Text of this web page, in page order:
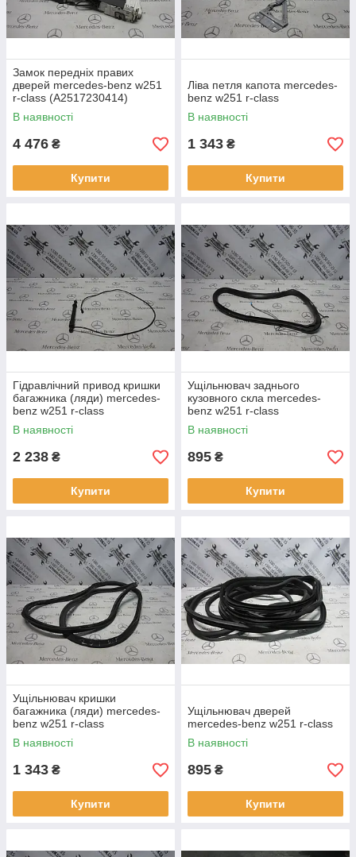
Замок передніх правих
дверей mercedes-benz w251
r-class (A2517230414)
В наявності
4 476 ₴
Купити
Ліва петля капота mercedes-
benz w251 r-class
В наявності
1 343 ₴
Купити
Гідравлічний привод кришки
багажника (ляди) mercedes-
benz w251 r-class
(A2518200397)
В наявності
2 238 ₴
Купити
Ущільнювач заднього
кузовного скла mercedes-
benz w251 r-class
(A2517680624)
В наявності
895 ₴
Купити
Ущільнювач кришки
багажника (ляди) mercedes-
benz w251 r-class
В наявності
1 343 ₴
Купити
Ущільнювач дверей
mercedes-benz w251 r-class
В наявності
895 ₴
Купити